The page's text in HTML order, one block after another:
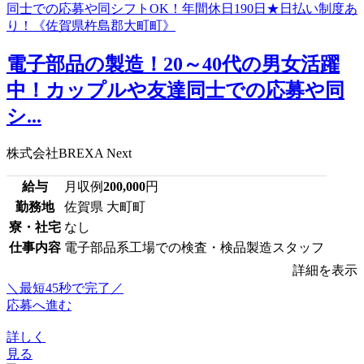
電子部品の製造！20～40代の男女活躍
中！カップルや友達同士での応募や同
シ...
株式会社BREXA Next
給与 月収例200,000円
勤務地
佐賀県 大町町
寮・社宅 なし
仕事内容 電子部品系工場での検査・検品製造スタッフ
詳細を表示
＼最短45秒で完了／
応募へ進む
詳しく
見る